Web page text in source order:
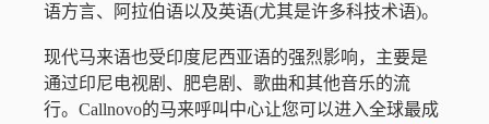
语方言、阿拉伯语以及英语(尤其是许多科技术语)。
现代马来语也受印度尼西亚语的强烈影响，主要是
通过印尼电视剧、肥皂剧、歌曲和其他音乐的流
行。Callnovo的马来呼叫中心让您可以进入全球最成